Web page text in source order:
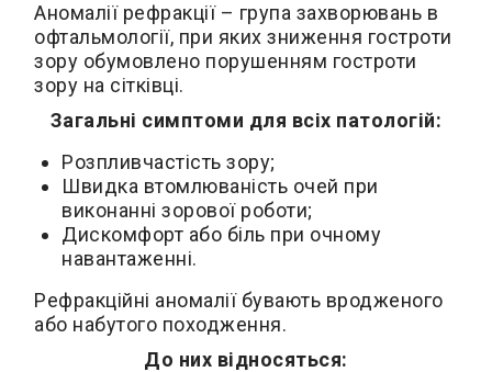
Аномалії рефракції – група захворювань в
офтальмології, при яких зниження гостроти
зору обумовлено порушенням гостроти
зору на сітківці.
Загальні симптоми для всіх патологій:
Розпливчастість зору;
Швидка втомлюваність очей при
виконанні зорової роботи;
Дискомфорт або біль при очному
навантаженні.
Рефракційні аномалії бувають вродженого
або набутого походження.
До них відносяться: